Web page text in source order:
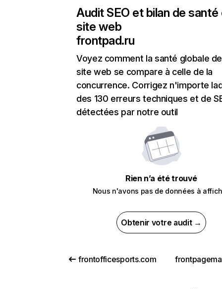
Audit SEO et bilan de santé
site web
frontpad.ru
Voyez comment la santé globale
site web se compare à celle de la
concurrence. Corrigez n'importe
des 130 erreurs techniques et de
détectées par notre outil
Rien n’a été trouvé
Nous n'avons pas de données à
Obtenir votre audit →
frontofficesports.com